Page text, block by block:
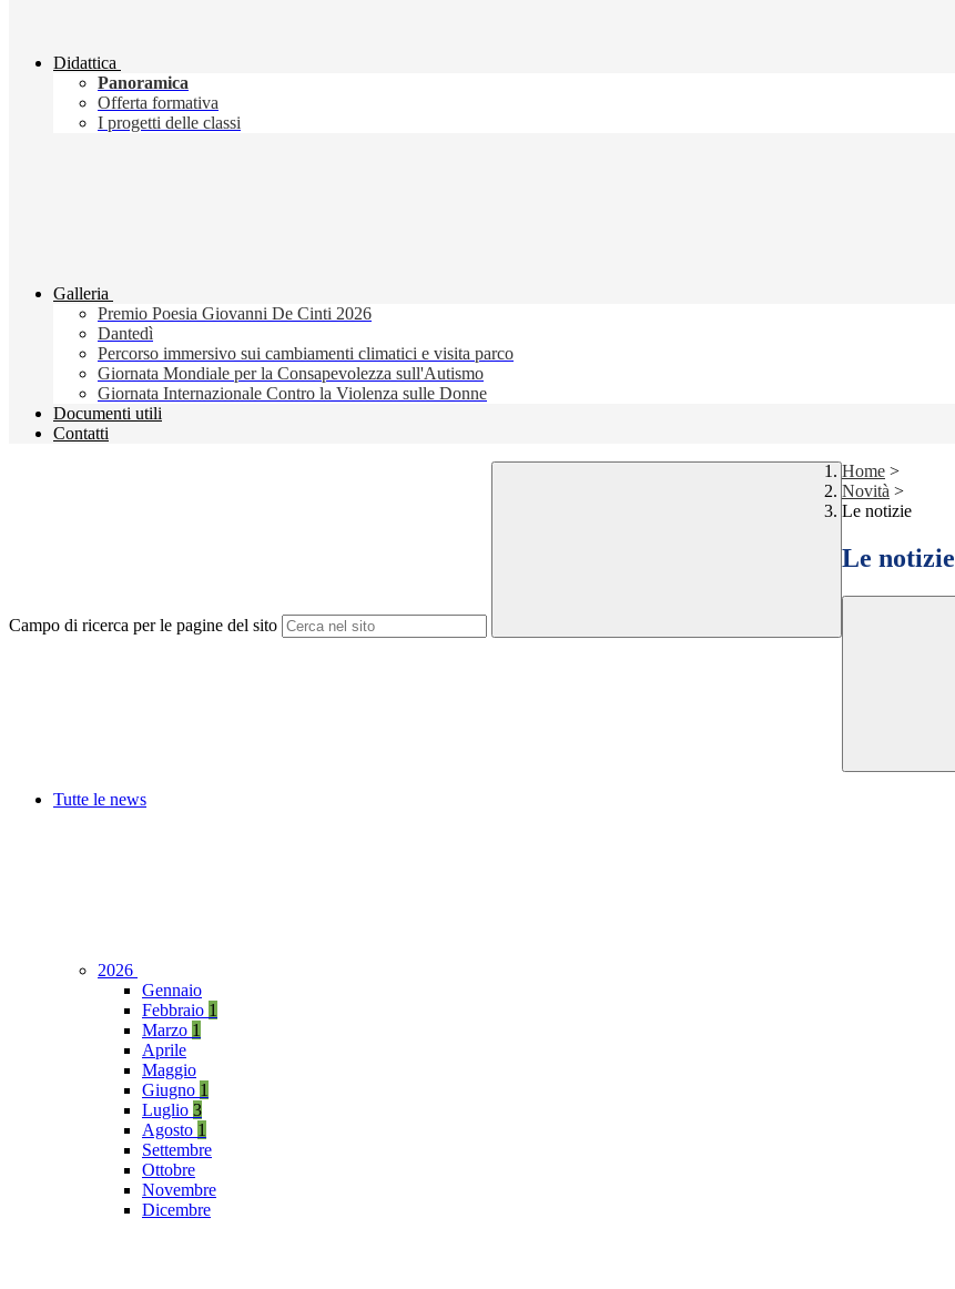
Didattica
Panoramica
Offerta formativa
I progetti delle classi
Galleria
Premio Poesia Giovanni De Cinti 2026
Dantedì
Percorso immersivo sui cambiamenti climatici e visita parco
Giornata Mondiale per la Consapevolezza sull'Autismo
Giornata Internazionale Contro la Violenza sulle Donne
Documenti utili
Contatti
Campo di ricerca per le pagine del sito
Home >
Novità >
Le notizie
Le notizie
Tutte le news
2026
Gennaio
Febbraio 1
Marzo 1
Aprile
Maggio
Giugno 1
Luglio 3
Agosto 1
Settembre
Ottobre
Novembre
Dicembre